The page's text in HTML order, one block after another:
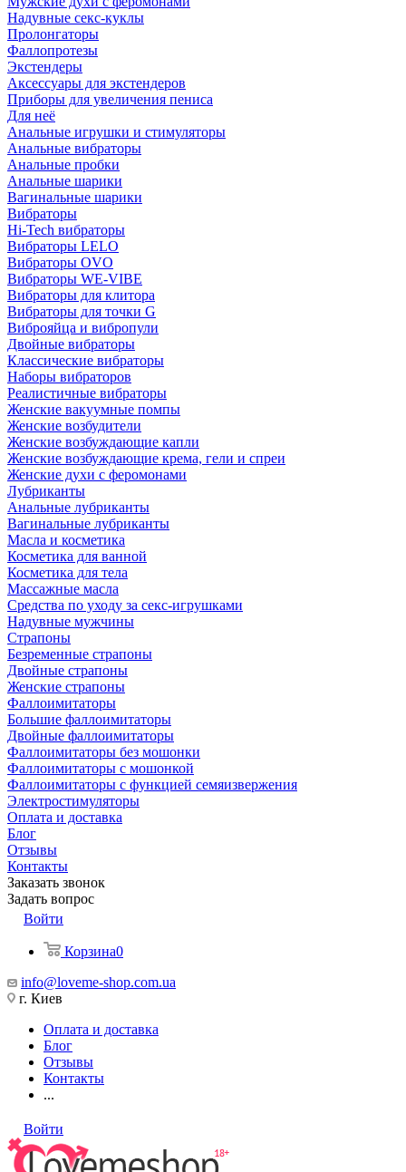
Надувные секс-куклы
Пролонгаторы
Фаллопротезы
Экстендеры
Аксессуары для экстендеров
Приборы для увеличения пениса
Для неё
Анальные игрушки и стимуляторы
Анальные вибраторы
Анальные пробки
Анальные шарики
Вагинальные шарики
Вибраторы
Hi-Tech вибраторы
Вибраторы LELO
Вибраторы OVO
Вибраторы WE-VIBE
Вибраторы для клитора
Вибраторы для точки G
Виброяйца и вибропули
Двойные вибраторы
Классические вибраторы
Наборы вибраторов
Реалистичные вибраторы
Женские вакуумные помпы
Женские возбудители
Женские возбуждающие капли
Женские возбуждающие крема, гели и спреи
Женские духи с феромонами
Лубриканты
Анальные лубриканты
Вагинальные лубриканты
Масла и косметика
Косметика для ванной
Косметика для тела
Массажные масла
Средства по уходу за секс-игрушками
Надувные мужчины
Страпоны
Безременные страпоны
Двойные страпоны
Женские страпоны
Фаллоимитаторы
Большие фаллоимитаторы
Двойные фаллоимитаторы
Фаллоимитаторы без мошонки
Фаллоимитаторы с мошонкой
Фаллоимитаторы с функцией семяизвержения
Электростимуляторы
Оплата и доставка
Блог
Отзывы
Контакты
Заказать звонок
Задать вопрос
Войти
Корзина0
info@loveme-shop.com.ua
г. Киев
Оплата и доставка
Блог
Отзывы
Контакты
...
Войти